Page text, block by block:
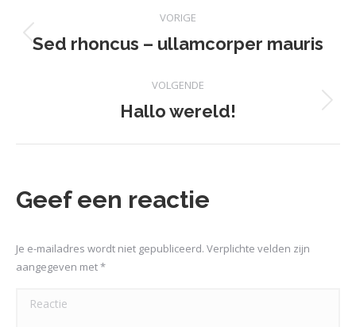
navigatie
VORIGE
Vorig
Sed rhoncus – ullamcorper mauris
VOLGENDE
Volgend
Hallo wereld!
Geef een reactie
Je e-mailadres wordt niet gepubliceerd. Verplichte velden zijn
aangegeven met*
Reactie